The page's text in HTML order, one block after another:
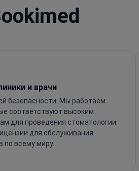
и врачи
безопасности. Мы работаем
соответствуют высоким
для проведения стоматологии.
для обслуживания
всему миру.